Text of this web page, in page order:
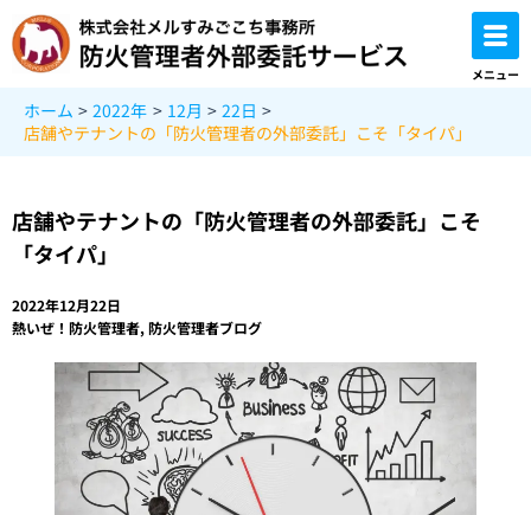
容
を
メニュー
ホーム 2022年 12月
22日
店舗やテナントの「防火管理者の外部委託」こそ「タイパ」
店舗やテナントの「防火管理者の外部委託」こそ
「タイパ」
2022年12月22日
熱いぜ！防火管理者, 防火管理者ブログ